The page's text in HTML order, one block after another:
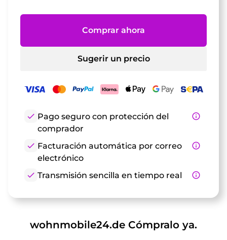
Comprar ahora
Sugerir un precio
check Pago seguro con protección del
comprador
info_outline
check Facturación automática por correo
electrónico
info_outline
check Transmisión sencilla en tiempo real info_outline
wohnmobile24.de Cómpralo ya.